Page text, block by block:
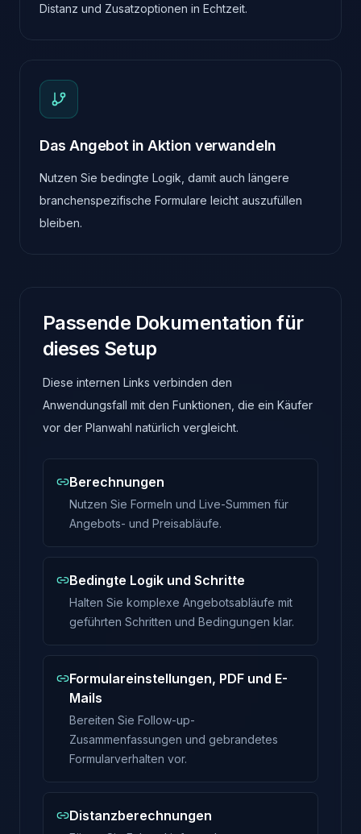
Distanz und Zusatzoptionen in Echtzeit.
Das Angebot in Aktion verwandeln
Nutzen Sie bedingte Logik, damit auch längere
branchenspezifische Formulare leicht auszufüllen
bleiben.
Passende Dokumentation für
dieses Setup
Diese internen Links verbinden den
Anwendungsfall mit den Funktionen, die ein Käufer
vor der Planwahl natürlich vergleicht.
Berechnungen
Nutzen Sie Formeln und Live-Summen für
Angebots- und Preisabläufe.
Bedingte Logik und Schritte
Halten Sie komplexe Angebotsabläufe mit
geführten Schritten und Bedingungen klar.
Formulareinstellungen, PDF und E-
Mails
Bereiten Sie Follow-up-
Zusammenfassungen und gebrandetes
Formularverhalten vor.
Distanzberechnungen